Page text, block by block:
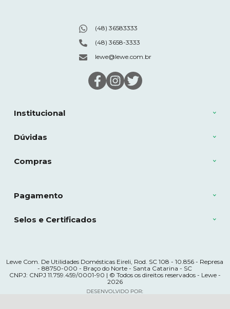
Institucional
Dúvidas
Compras
(48) 36583333
(48) 3658-3333
lewe@lewe.com.br
Pagamento
Selos e Certificados
Lewe Com. De Utilidades Domésticas Eireli, Rod. SC 108 - 10.856 - Represa
- 88750-000 - Braço do Norte - Santa Catarina - SC
CNPJ: CNPJ 11.759.459/0001-90 | © Todos os direitos reservados - Lewe -
2026